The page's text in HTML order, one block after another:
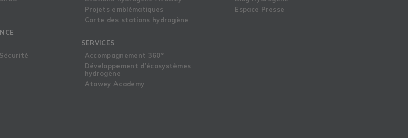
Projets emblématiques
Carte des stations hydrogène
SERVICES
Accompagnement 360°
Développement d’écosystèmes
hydrogène
Atawey Academy
Espace Presse